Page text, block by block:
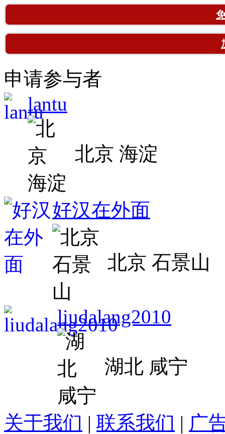
申请参与者
lantu
北京 海淀
好汉在外面
北京 石景山
liudalang2010
湖北 咸宁
关于我们 | 联系我们 | 广